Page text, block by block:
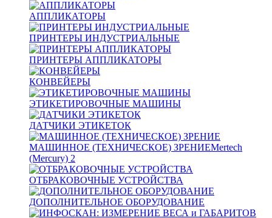
АППЛИКАТОРЫ
ПРИНТЕРЫ ИНДУСТРИАЛЬНЫЕ
ПРИНТЕРЫ АППЛИКАТОРЫ
КОНВЕЙЕРЫ
ЭТИКЕТИРОВОЧНЫЕ МАШИНЫ
ДАТЧИКИ ЭТИКЕТОК
МАШИННОЕ (ТЕХНИЧЕСКОЕ) ЗРЕНИЕMertech
(Mercury) 2
ОТБРАКОВОЧНЫЕ УСТРОЙСТВА
ДОПОЛНИТЕЛЬНОЕ ОБОРУДОВАНИЕ